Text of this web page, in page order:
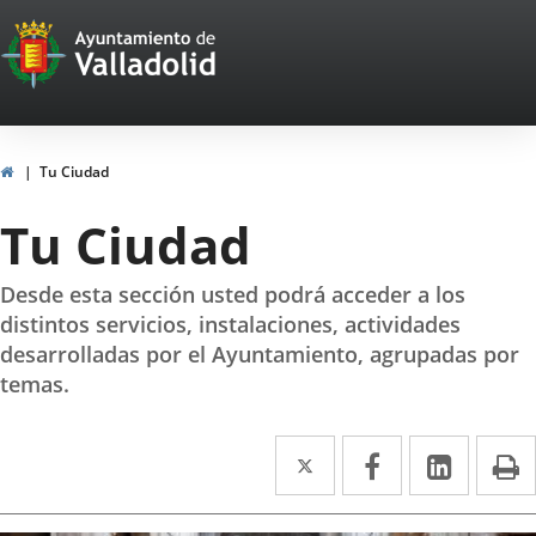
Portal
Web
del
Ayuntamiento
de
Valladolid
InicioTu Ciudad
Tu Ciudad
Desde esta sección usted podrá acceder a los
distintos servicios, instalaciones, actividades
desarrolladas por el Ayuntamiento, agrupadas por
temas.
Twitter
Enlace
a
Facebook
Enlace
a
Enlace
a